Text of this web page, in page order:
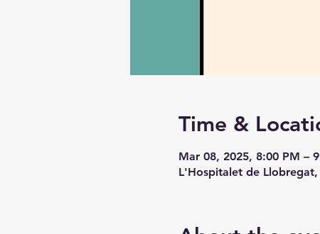
Time &
Mar 08, 2025, 8:00 PM –
L'Hospitalet de